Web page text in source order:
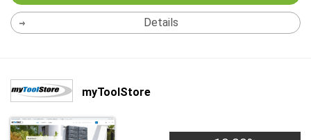
Details
myToolStore